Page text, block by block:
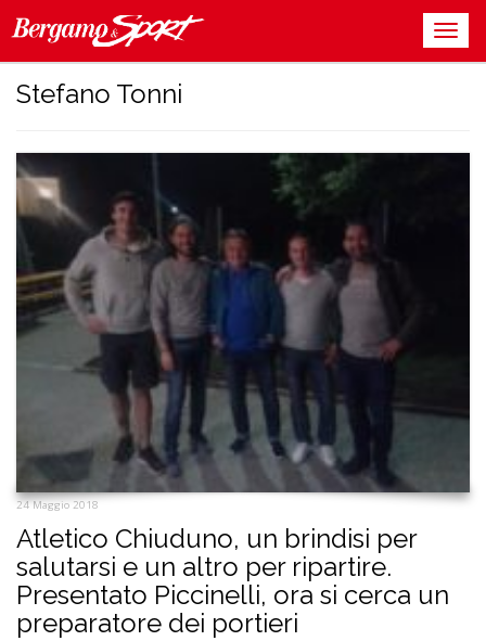
Stefano Tonni
24 Maggio 2018
Atletico Chiuduno, un brindisi per
salutarsi e un altro per ripartire.
Presentato Piccinelli, ora si cerca un
preparatore dei portieri